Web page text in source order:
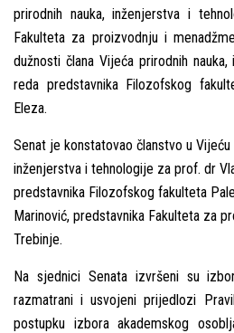
prirodnih nauka, inženjerstva i
Fakulteta za proizvodnju i
dužnosti člana Vijeća prirodnih
reda predstavnika Filozofskog
Eleza.
Senat je konstatovao članstvo u Vijeću
inženjerstva i tehnologije za prof. dr
predstavnika Filozofskog fakulteta Pale
Marinović, predstavnika Fakulteta za
Trebinje.
Na sjednici Senata izvršeni su
razmatrani i usvojeni prijedlozi
postupku izbora akademskog